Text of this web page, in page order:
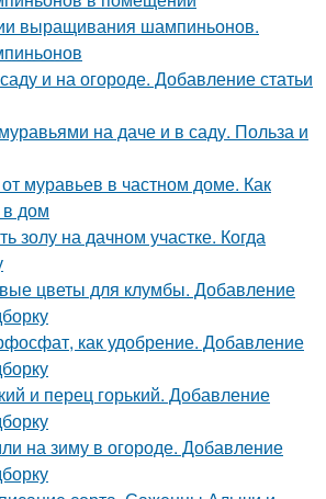
выращивания шампиньонов.
и на огороде. Добавление статьи
на даче и в саду. Польза и
муравьев в частном доме. Как
дом
золу на дачном участке. Когда
цветы для клумбы. Добавление
как удобрение. Добавление
и перец горький. Добавление
на зиму в огороде. Добавление